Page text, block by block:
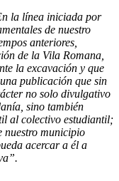
la línea iniciada por
de nuestro
anteriores,
de la Vila Romana,
la excavación y que
publicación que sin
no solo divulgativo
sino también
al colectivo estudiantil;
nuestro municipio
acercar a él a